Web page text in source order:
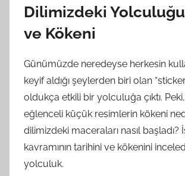
Dilimizdeki
ve Kökeni
Günümüzde neredeyse herkesin
keyif aldığı şeylerden biri olan
oldukça etkili bir yolculuğa çıktı.
eğlenceli küçük resimlerin kökeni
dilimizdeki maceraları nasıl başladı?
kavramının tarihini ve kökenini
yolculuk.